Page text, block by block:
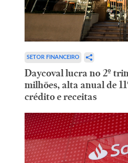
SETOR FINANCEIRO
Daycoval lucra no 2º
milhões, alta anual de
crédito e receitas